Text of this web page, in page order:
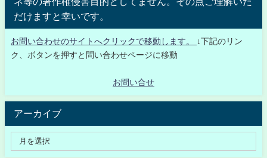
だけますと幸いです。
お問い合わせのサイトへクリックで移動します。
↓下記のリン
ク、ボタンを押すと問い合わせページに移動
お問い合せ
アーカイブ